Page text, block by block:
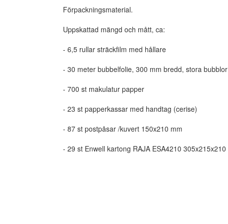
Förpackningsmaterial.
Uppskattad mängd och mått, ca:
- 6,5 rullar sträckfilm med hållare
- 30 meter bubbelfolie, 300 mm bredd, stora bubblor
- 700 st makulatur papper
- 23 st papperkassar med handtag (cerise)
- 87 st postpåsar /kuvert 150x210 mm
- 29 st Enwell kartong RAJA ESA4210 305x215x210